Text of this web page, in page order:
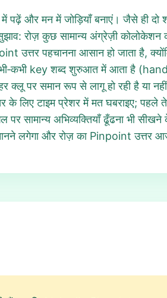
और मन में जोड़ियाँ बनाएं। जैसे ही दो
रोज़ कुछ सामान्य अंग्रेज़ी
आसान हो जाता है, क्योंकि
key शब्द शुरुआत में आता है
पर समान रूप से लागू हो रही है या
टाइम प्रेशर में मत घबराइए; पहले
अभिव्यक्तियाँ ढूँढना भी सीखने के
लगेगा और रोज़ का Pinpoint उत्तर